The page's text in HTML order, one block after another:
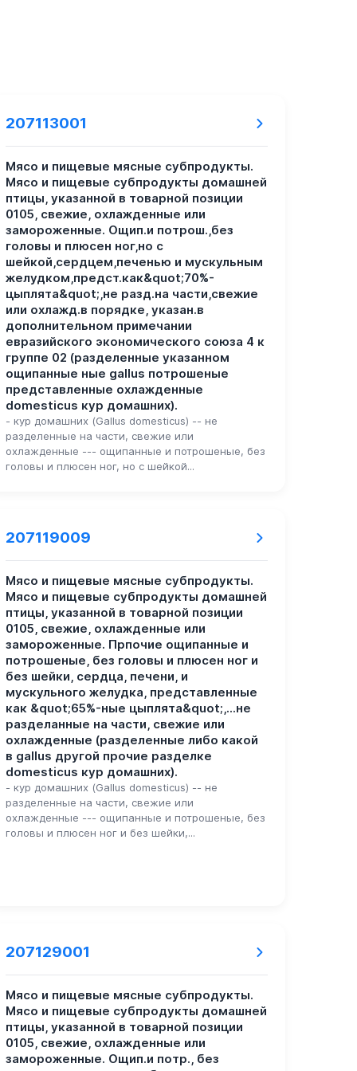
207113001
Мясо и пищевые мясные субпродукты.
Мясо и пищевые субпродукты домашней
птицы, указанной в товарной позиции
0105, свежие, охлажденные или
замороженные. Ощип.и потрош.,без
головы и плюсен ног,но с
шейкой,сердцем,печенью и мускульным
желудком,предст.как&quot;70%-
цыплята&quot;,не разд.на части,свежие
или охлажд.в порядке, указан.в
дополнительном примечании
евразийского экономического союза 4 к
группе 02 (разделенные указанном
ощипанные ные gallus потрошеные
представленные охлажденные
domesticus кур домашних).
- кур домашних (Gallus domesticus) -- не
разделенные на части, свежие или
охлажденные --- ощипанные и потрошеные, без
головы и плюсен ног, но с шейкой...
207119009
Мясо и пищевые мясные субпродукты.
Мясо и пищевые субпродукты домашней
птицы, указанной в товарной позиции
0105, свежие, охлажденные или
замороженные. Прпочие ощипанные и
потрошеные, без головы и плюсен ног и
без шейки, сердца, печени, и
мускульного желудка, представленные
как &quot;65%-ные цыплята&quot;,...не
разделанные на части, свежие или
охлажденные (разделенные либо какой
в gallus другой прочие разделке
domesticus кур домашних).
- кур домашних (Gallus domesticus) -- не
разделенные на части, свежие или
охлажденные --- ощипанные и потрошеные, без
головы и плюсен ног и без шейки,...
207129001
Мясо и пищевые мясные субпродукты.
Мясо и пищевые субпродукты домашней
птицы, указанной в товарной позиции
0105, свежие, охлажденные или
замороженные. Ощип.и потр., без